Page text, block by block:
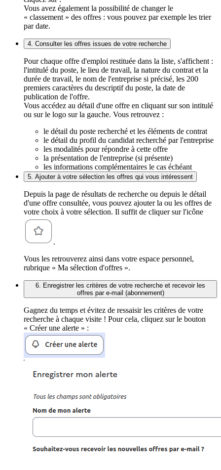
Vous avez également la possibilité de changer le
« classement » des offres : vous pouvez par exemple les trier
par date.
4. Consulter les offres issues de votre recherche
Pour chaque offre d'emploi restituée dans la liste, s'affichent :
l'intitulé du poste, le lieu de travail, la nature du contrat et la
durée de travail, le nom de l'entreprise si précisé, les 200
premiers caractères du descriptif du poste, la date de
publication de l'offre.
Vous accédez au détail d'une offre en cliquant sur son intitulé
ou sur le logo sur la gauche. Vous retrouvez :
le détail du poste recherché et les éléments de contrat
le détail du profil du candidat recherché par l'entreprise
les modalités pour répondre à cette offre
la présentation de l'entreprise (si présente)
les informations complémentaires le cas échéant
5. Ajouter à votre sélection les offres qui vous intéressent
Depuis la page de résultats de recherche ou depuis le détail
d'une offre consultée, vous pouvez ajouter la ou les offres de
votre choix à votre sélection. Il suffit de cliquer sur l'icône
.
Vous les retrouverez ainsi dans votre espace personnel,
rubrique « Ma sélection d'offres ».
6. Enregistrer les critères de votre recherche et recevoir les
offres par e-mail (abonnement)
Gagnez du temps et évitez de ressaisir les critères de votre
recherche à chaque visite ! Pour cela, cliquez sur le bouton
« Créer une alerte » :